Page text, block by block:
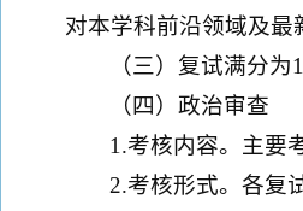
对本学科前沿领域及
（三）复试满分
（四）政治审查
1.考核内容。主要
2.考核形式。各复